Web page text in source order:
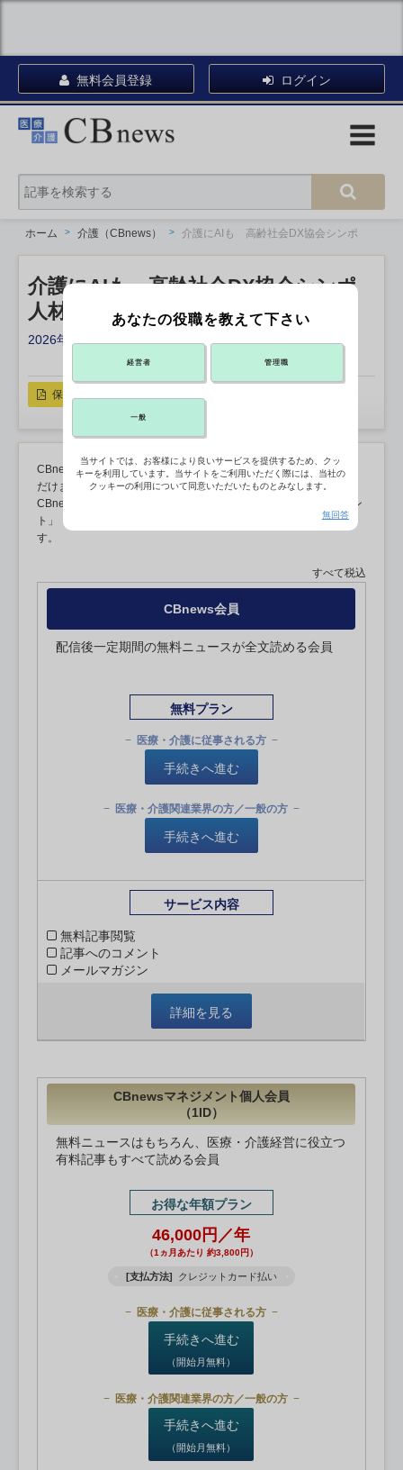
無料会員登録 ログイン
ホーム 介護（CBnews） 介護にAIも 高齢社会DX協会シンポ
介護にAIも 高齢社会DX協会シンポ
人材危機の視点ではDX定着せず
2026年07月08日 10:30
リンクをコピー X ポスト
保存
CBnews無料会員に登録するとサービスの一部が無料でご利用いた
だけます。
CBnews マネジメント有料会員に登録すると「CBnews マネジメン
ト」「CBnews」においてすべてのサービスがご利用いただけま
す。
すべて税込
CBnews会員
配信後一定期間の無料ニュースが全文読める会員
無料プラン
医療・介護に従事される方
手続きへ進む
医療・介護関連業界の方／一般の方
手続きへ進む
サービス内容
無料記事閲覧
記事へのコメント
メールマガジン
詳細を見る
CBnewsマネジメント個人会員
（1ID）
無料ニュースはもちろん、医療・介護経営に役立つ
有料記事もすべて読める会員
お得な年額プラン
46,000円／年
（1ヵ月あたり 約3,800円）
[支払方法] クレジットカード払い
医療・介護に従事される方
手続きへ進む
（開始月無料）
医療・介護関連業界の方／一般の方
手続きへ進む
（開始月無料）
あなたの役職を教えて下さい
経営者 管理職
一般
当サイトでは、お客様により良いサービスを提供するため、クッ
キーを利用しています。当サイトをご利用いただく際には、当社の
クッキーの利用について同意いただいたものとみなします。
無回答